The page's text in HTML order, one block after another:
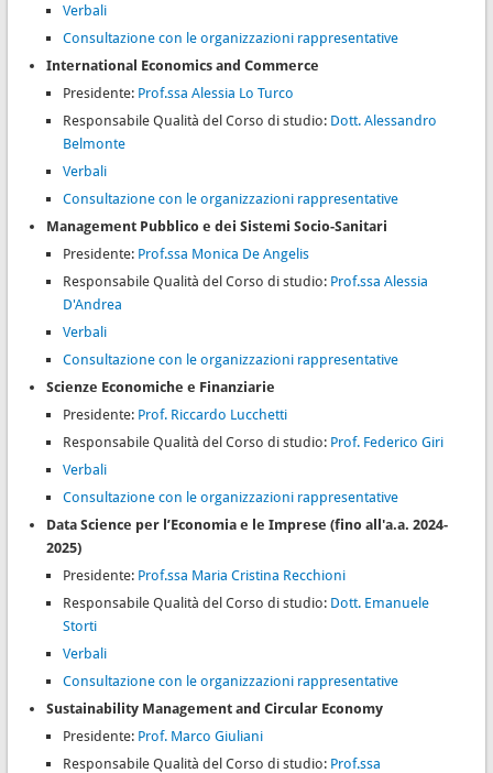
Verbali
Consultazione con le organizzazioni rappresentative
International Economics and Commerce
Presidente: Prof.ssa Alessia Lo Turco
Responsabile Qualità del Corso di studio: Dott. Alessandro
Belmonte
Verbali
Consultazione con le organizzazioni rappresentative
Management Pubblico e dei Sistemi Socio-Sanitari
Presidente: Prof.ssa Monica De Angelis
Responsabile Qualità del Corso di studio: Prof.ssa Alessia
D'Andrea
Verbali
Consultazione con le organizzazioni rappresentative
Scienze Economiche e Finanziarie
Presidente: Prof. Riccardo Lucchetti
Responsabile Qualità del Corso di studio: Prof. Federico Giri
Verbali
Consultazione con le organizzazioni rappresentative
Data Science per l’Economia e le Imprese (fino all'a.a. 2024-
2025)
Presidente: Prof.ssa Maria Cristina Recchioni
Responsabile Qualità del Corso di studio: Dott. Emanuele
Storti
Verbali
Consultazione con le organizzazioni rappresentative
Sustainability Management and Circular Economy
Presidente: Prof. Marco Giuliani
Responsabile Qualità del Corso di studio: Prof.ssa